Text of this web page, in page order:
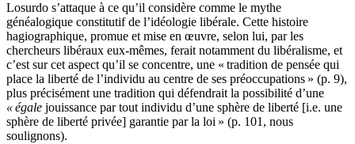
Losurdo s’attaque à ce qu’il considère comme le mythe
généalogique constitutif de l’idéologie libérale. Cette histoire
hagiographique, promue et mise en œuvre, selon lui, par les
chercheurs libéraux eux-mêmes, ferait notamment du libéralisme, et
c’est sur cet aspect qu’il se concentre, une « tradition de pensée qui
place la liberté de l’individu au centre de ses préoccupations » (p. 9),
plus précisément une tradition qui défendrait la possibilité d’une
« égale jouissance par tout individu d’une sphère de liberté [i.e. une
sphère de liberté privée] garantie par la loi » (p. 101, nous
soulignons).